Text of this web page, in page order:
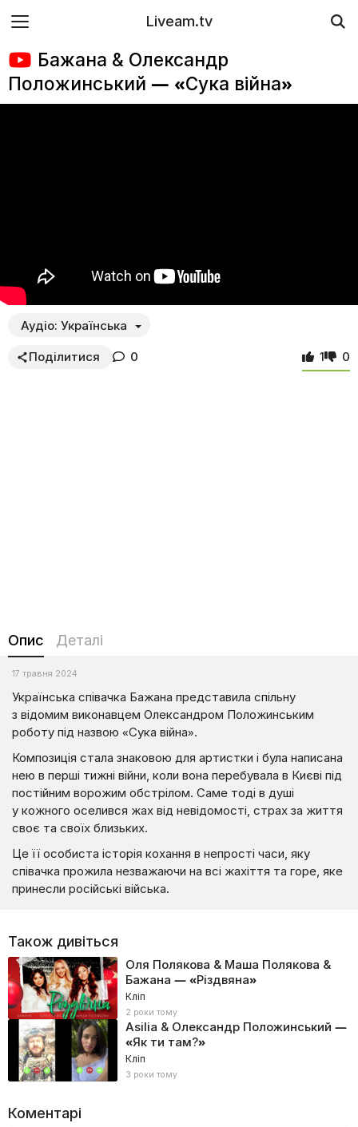
Liveam.tv
Бажана & Олександр
Положинський — «Сука війна»
Аудіо: Українська
Поділитися 0 1 0
Опис Деталі
17 травня 2024
Українська співачка Бажана представила спільну
з відомим виконавцем Олександром Положинським
роботу під назвою «Сука війна».
Композиція стала знаковою для артистки і була написана
нею в перші тижні війни, коли вона перебувала в Києві під
постійним ворожим обстрілом. Саме тоді в душі
у кожного оселився жах від невідомості, страх за життя
своє та своїх близьких.
Це її особиста історія кохання в непрості часи, яку
співачка прожила незважаючи на всі жахіття та горе, яке
принесли російські війська.
Також дивіться
Оля Полякова & Маша Полякова &
Бажана — «Різдвяна»
Кліп
2 роки тому
Asilia & Олександр Положинський —
«Як ти там?»
Кліп
3 роки тому
Коментарі